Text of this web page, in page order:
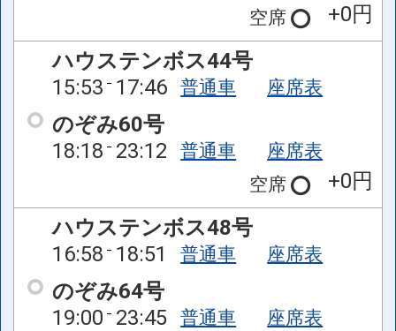
空席
+0円
ハウステンボス44号
15:53 17:46 普通車 座席表
のぞみ60号
18:18 23:12 普通車
座席表
空席
+0円
ハウステンボス48号
16:58 18:51 普通車 座席表
のぞみ64号
19:00 23:45 普通車
座席表